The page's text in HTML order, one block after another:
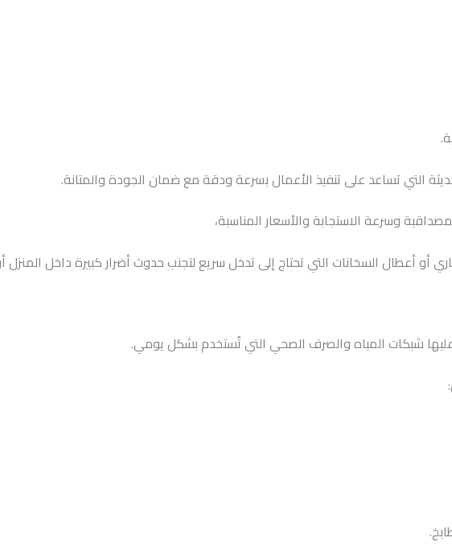
التي تساعد على تنفيذ الأعمال بسرعة ودقة مع ضمان الجودة والمتانة.
وسرعة الاستجابة والأسعار المناسبة،
أو أعطال السخانات التي تحتاج إلى تدخل سريع لتجنب حدوث أضرار كبيرة داخل المنزل
شبكات المياه والصرف الصحي التي تُستخدم بشكل يومي.